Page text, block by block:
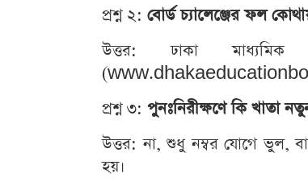
প্রশ্ন ২: বোর্ড চ্যালেঞ্জের ফল
উত্তর: ঢাকা মাধ্যমিক
প্রশ্ন ৩: পুনঃনিরীক্ষণে কি খাতা
উত্তর: না, শুধু নম্বর যোগে ভুল,
হয়।